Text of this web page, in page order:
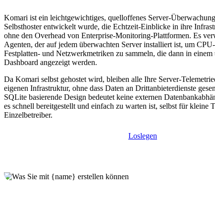
Komari ist ein leichtgewichtiges, quelloffenes Server-
Selbsthoster entwickelt wurde, die Echtzeit-Einblicke in ihre
ohne den Overhead von Enterprise-Monitoring-Plattformen. Es
Agenten, der auf jedem überwachten Server installiert ist, um
Festplatten- und Netzwerkmetriken zu sammeln, die dann in
Dashboard angezeigt werden.
Da Komari selbst gehostet wird, bleiben alle Ihre Server-
eigenen Infrastruktur, ohne dass Daten an Drittanbieterdienste
SQLite basierende Design bedeutet keine externen
es schnell bereitgestellt und einfach zu warten ist, selbst für kleine
Einzelbetreiber.
Loslegen